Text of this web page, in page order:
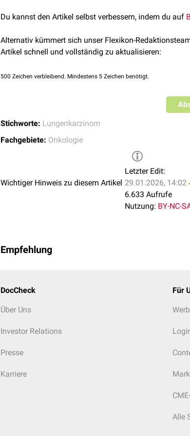
Immunhistochemie
Immunhistochemisch exprimieren die Tumorzellen
und
CD56 . Die Proliferationsrate, gemessen am
KRAS
Chemotherapien (z.B.CisplatinoderCarboplatin) und
wird derzeit untersucht, da das LCNEC häufig eine
Ansprechen aufCheckpoint-Inhibitorenführt.
Du kannst den Artikel selbst verbessern, indem du auf
Alternativ kümmert sich unser Flexikon-
Artikel schnell und vollständig zu aktualisieren:
500 Zeichen verbleibend. Mindestens 5 Zeichen benötigt.
Stichworte: Lungenkarzinom
Fachgebiete: Onkologie
Wichtiger Hinweis zu diesem Artikel
Letzter Edit:
29.01.2026, 14:02
6.633 Aufrufe
Nutzung: BY-NC-
Empfehlung
DocCheck
Über Uns
Investor Relations
Presse
Karriere
Für
Alle